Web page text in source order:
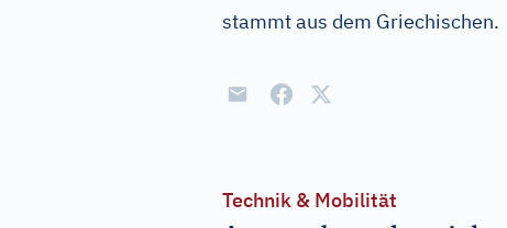
stammt aus dem Griechischen.
Technik & Mobilität